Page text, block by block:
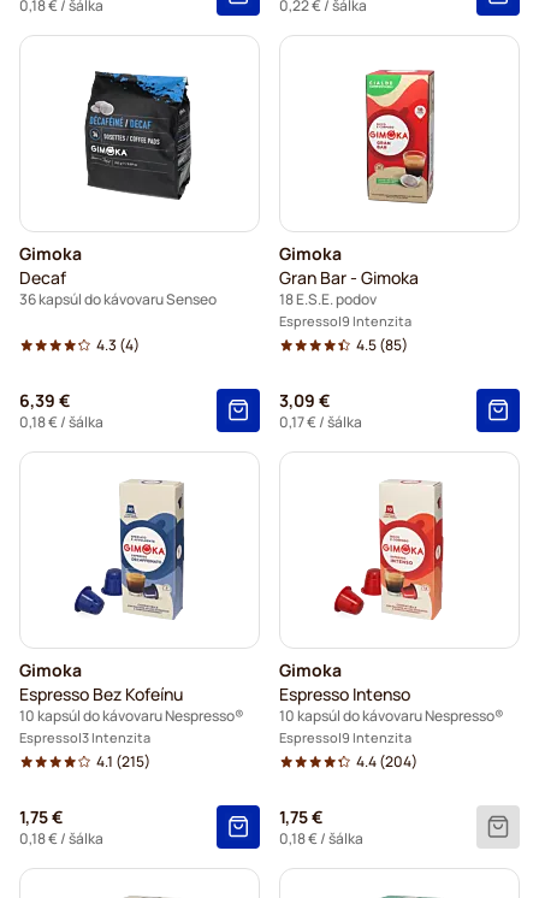
0,18 €/ šálka 0,22 €/ šálka
Gimoka
Decaf
36 kapsúl do kávovaru Senseo
4.3 (4)
6,39 €
0,18 €/ šálka
Gimoka
Gran Bar - Gimoka
18 E.S.E. podov
Espresso 9 Intenzita
4.5(85)
3,09 €
0,17 €/ šálka
Gimoka
Espresso Bez Kofeínu
10 kapsúl do kávovaru Nespresso®
Espresso 3 Intenzita
4.1 (215)
1,75 €
0,18 €/ šálka
Gimoka
Espresso Intenso
10 kapsúl do kávovaru Nespresso®
Espresso 9 Intenzita
4.4(204)
1,75 €
0,18 €/ šálka